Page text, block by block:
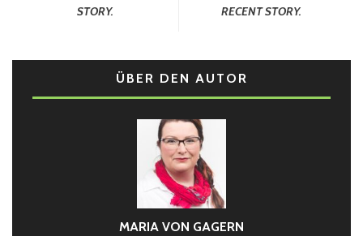
STORY.
RECENT STORY.
ÜBER DEN AUTOR
MARIA VON GAGERN